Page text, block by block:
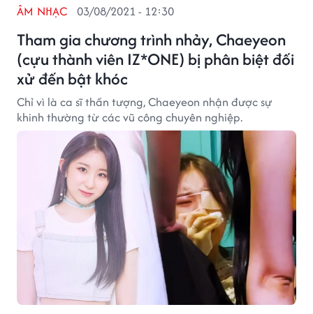
Tham gia chương trình nhảy, Chaeyeon
(cựu thành viên IZ*ONE) bị phân biệt đối
xử đến bật khóc
ÂM NHẠC 03/08/2021 - 12:30
Chỉ vì là ca sĩ thần tượng, Chaeyeon nhận được sự
khinh thường từ các vũ công chuyên nghiệp.